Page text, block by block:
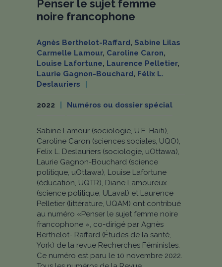
Penser le sujet femme
noire francophone
Agnès Berthelot-Raffard, Sabine Lilas
Carmelle Lamour, Caroline Caron,
Louise Lafortune, Laurence Pelletier,
Laurie Gagnon-Bouchard, Félix L.
Deslauriers
2022 Numéros ou dossier spécial
Sabine Lamour (sociologie, U.E. Haïti),
Caroline Caron (sciences sociales, UQO),
Felix L. Deslauriers (sociologie, uOttawa),
Laurie Gagnon-Bouchard (science
politique, uOttawa), Louise Lafortune
(éducation, UQTR), Diane Lamoureux
(science politique, ULaval) et Laurence
Pelletier (littérature, UQAM) ont contribué
au numéro «Penser le sujet femme noire
francophone », co-dirigé par Agnès
Berthelot- Raffard (Études de la santé,
York) de la revue Recherches Féministes.
Ce numéro est paru le 10 novembre 2022.